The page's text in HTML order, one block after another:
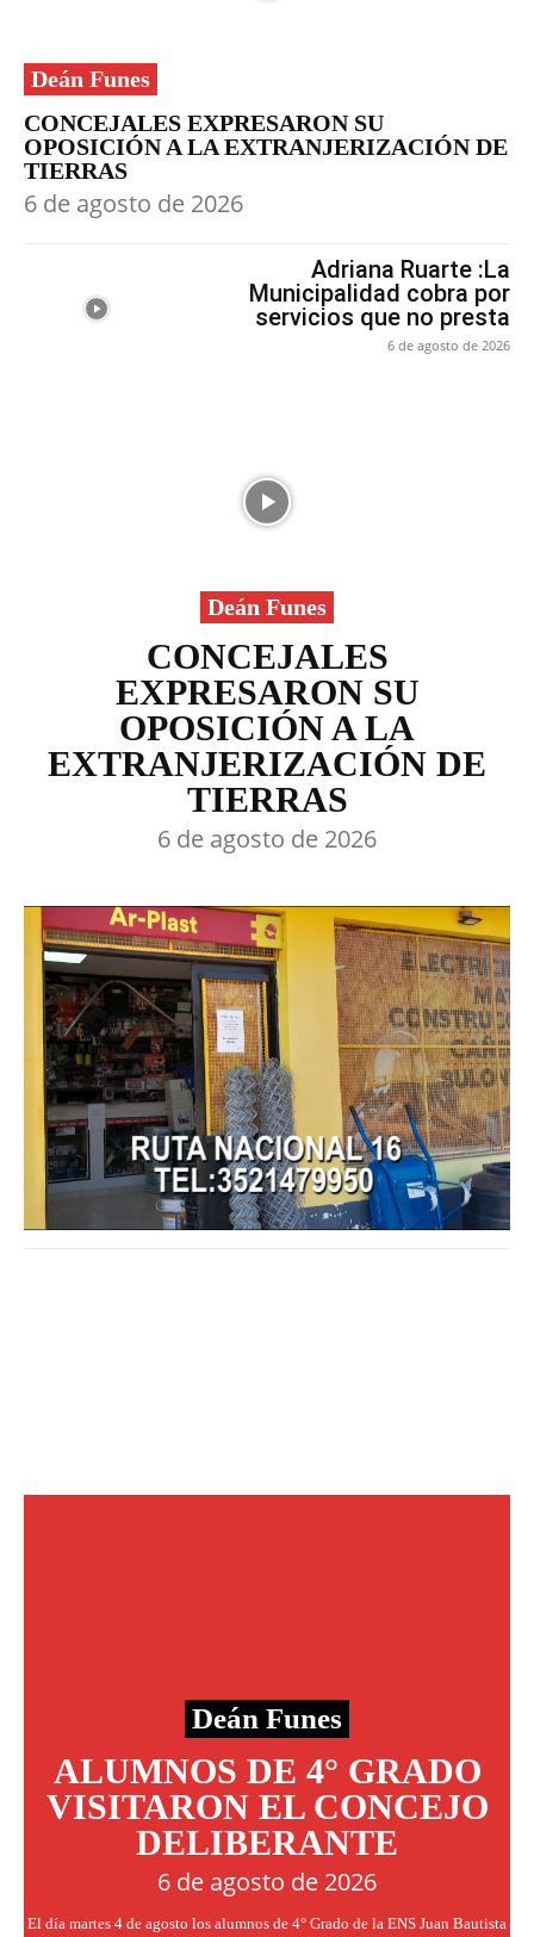
Deán Funes
CONCEJALES EXPRESARON SU
OPOSICIÓN A LA EXTRANJERIZACIÓN DE
TIERRAS
6 de agosto de 2026
Adriana Ruarte :La
Municipalidad cobra por
servicios que no presta
6 de agosto de 2026
Deán Funes
CONCEJALES
EXPRESARON SU
OPOSICIÓN A LA
EXTRANJERIZACIÓN DE
TIERRAS
6 de agosto de 2026
Deán Funes
ALUMNOS DE 4° GRADO
VISITARON EL CONCEJO
DELIBERANTE
6 de agosto de 2026
El día martes 4 de agosto los alumnos de 4° Grado de la ENS Juan Bautista